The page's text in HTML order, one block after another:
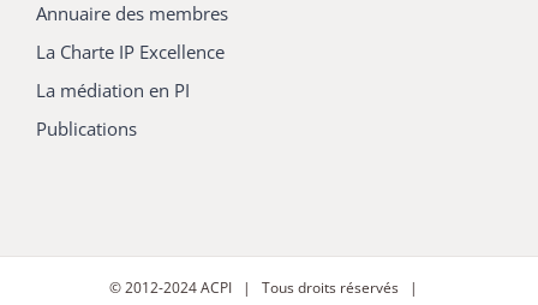
Annuaire des membres
La Charte IP Excellence
La médiation en PI
Publications
© 2012-2024ACPI | Tous droits réservés |